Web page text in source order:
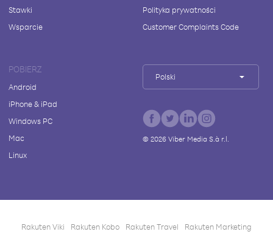
Stawki
Wsparcie
Polityka prywatności
Customer Complaints Code
POBIERZ
Android
iPhone & iPad
Windows PC
Mac
Linux
Polski
© 2026Viber Media S.à r.l.
Rakuten Viki Rakuten Kobo Rakuten Travel
Rakuten Marketing